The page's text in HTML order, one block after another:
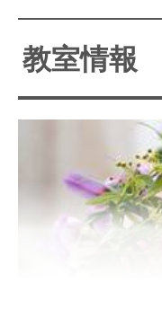
完全予約制。
少人数制の
ご自分のペ
す。
教室情報